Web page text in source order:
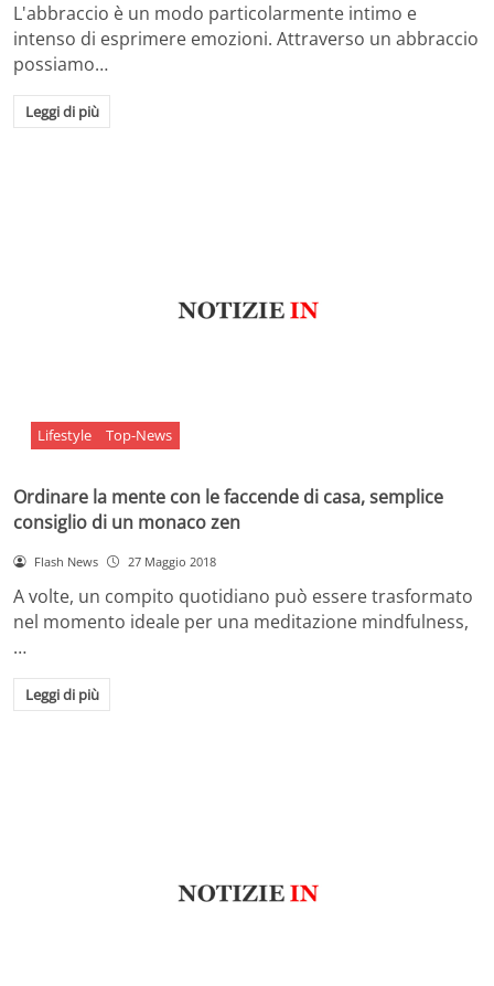
L'abbraccio è un modo particolarmente intimo e
intenso di esprimere emozioni. Attraverso un abbraccio
possiamo…
Leggi di più
Lifestyle Top-News
Ordinare la mente con le faccende di casa, semplice
consiglio di un monaco zen
Flash News 27 Maggio 2018
A volte, un compito quotidiano può essere trasformato
nel momento ideale per una meditazione mindfulness,
…
Leggi di più